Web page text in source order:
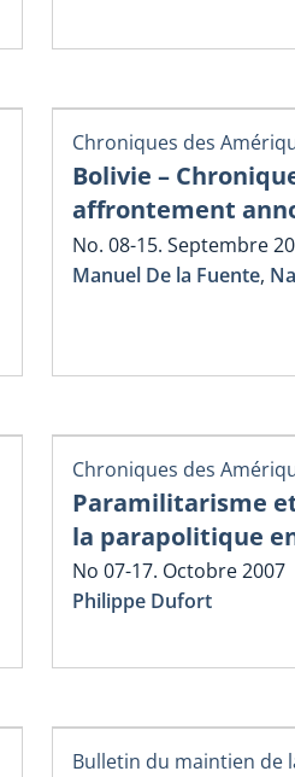
Chroniques des
Bolivie –
affrontement
No. 08-15. Septembre
Manuel De la Fuente,
Chroniques des
Paramilitarisme
la parapolitique
No 07-17. Octobre 2007
Philippe Dufort
Bulletin du maintien de